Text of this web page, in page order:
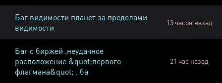
Баг видимости планет за пределами
видимости
13 часов назад
Баг с биржей ,неудачное
расположение &quot;первого
флагмана&quot; , ба
21 час назад